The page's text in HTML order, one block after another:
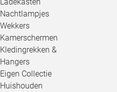
Nachtlampjes
Wekkers
Kamerschermen
Kledingrekken &
Hangers
Eigen Collectie
Huishouden